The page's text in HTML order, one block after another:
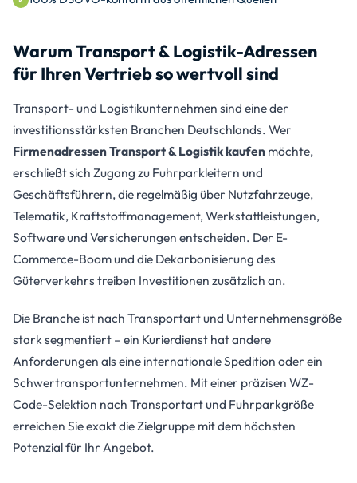
Warum Transport & Logistik-Adressen
für Ihren Vertrieb so wertvoll sind
Transport- und Logistikunternehmen sind eine der
investitionsstärksten Branchen Deutschlands. Wer
Firmenadressen Transport & Logistik kaufen möchte,
erschließt sich Zugang zu Fuhrparkleitern und
Geschäftsführern, die regelmäßig über Nutzfahrzeuge,
Telematik, Kraftstoffmanagement, Werkstattleistungen,
Software und Versicherungen entscheiden. Der E-
Commerce-Boom und die Dekarbonisierung des
Güterverkehrs treiben Investitionen zusätzlich an.
Die Branche ist nach Transportart und Unternehmensgröße
stark segmentiert – ein Kurierdienst hat andere
Anforderungen als eine internationale Spedition oder ein
Schwertransportunternehmen. Mit einer präzisen WZ-
Code-Selektion nach Transportart und Fuhrparkgröße
erreichen Sie exakt die Zielgruppe mit dem höchsten
Potenzial für Ihr Angebot.